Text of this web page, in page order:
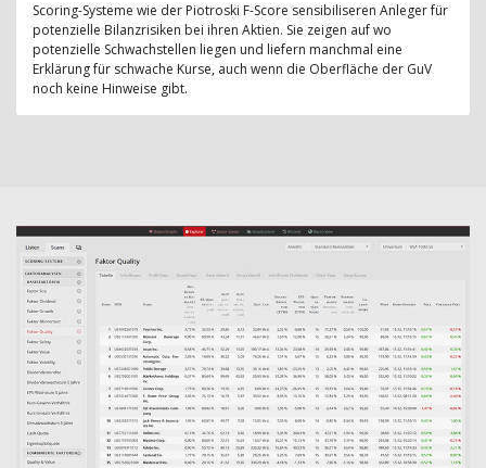
Scoring-Systeme wie der Piotroski F-Score sensibiliseren Anleger für
potenzielle Bilanzrisiken bei ihren Aktien. Sie zeigen auf wo
potenzielle Schwachstellen liegen und liefern manchmal eine
Erklärung für schwache Kurse, auch wenn die Oberfläche der GuV
noch keine Hinweise gibt.